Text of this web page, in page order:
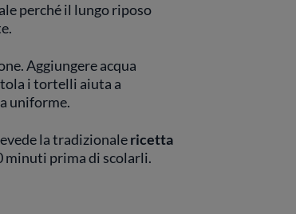
perché il lungo riposo
Aggiungere acqua
i tortelli aiuta a
uniforme.
la tradizionalericetta
minuti prima di scolarli.